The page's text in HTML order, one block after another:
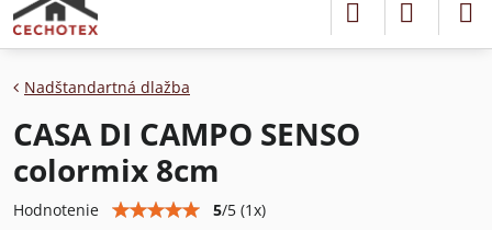
Nadštandartná dlažba
CASA DI CAMPO SENSO
colormix 8cm
Hodnotenie 5/5 (1x)